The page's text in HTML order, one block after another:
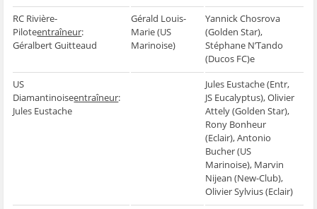
RC Rivière-
Piloteentraîneur:
Géralbert Guitteaud
Gérald Louis-
Marie (US
Marinoise)
Yannick Chosrova
(Golden Star),
Stéphane N’Tando
(Ducos FC)e
US
Diamantinoiseentraîneur:
Jules Eustache
Jules Eustache (Entr,
JS Eucalyptus), Olivier
Attely (Golden Star),
Rony Bonheur
(Eclair), Antonio
Bucher (US
Marinoise), Marvin
Nijean (New-Club),
Olivier Sylvius (Eclair)